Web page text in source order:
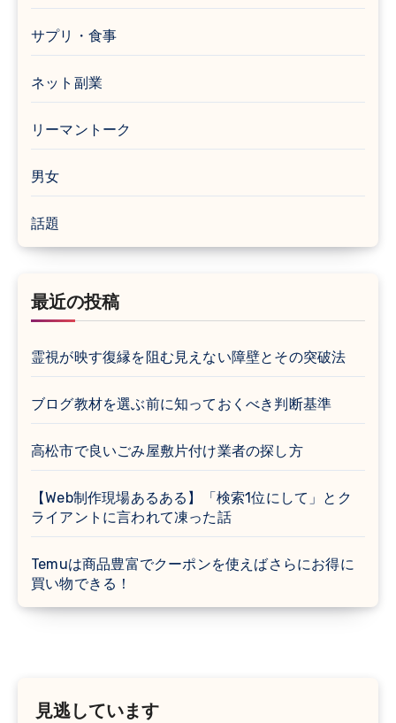
サプリ・食事
ネット副業
リーマントーク
男女
話題
最近の投稿
霊視が映す復縁を阻む見えない障壁とその突破法
ブログ教材を選ぶ前に知っておくべき判断基準
高松市で良いごみ屋敷片付け業者の探し方
【Web制作現場あるある】「検索1位にして」とク
ライアントに言われて凍った話
Temuは商品豊富でクーポンを使えばさらにお得に
買い物できる！
見逃しています